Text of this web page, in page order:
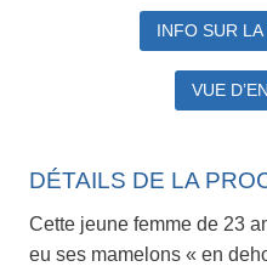
INFO SUR
VUE
DÉTAILS DE LA
Cette jeune femme de 23
eu ses mamelons « en